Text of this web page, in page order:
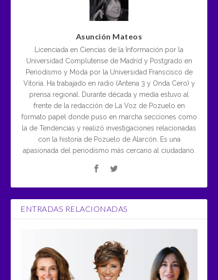
Asunción Mateos
Licenciada en Ciencias de la Información por la
Universidad Complutense de Madrid y Postgrado en
Periodismo y Moda por la Universidad Franscisco de
Vitoria. Ha trabajado en radio (Antena 3 y Onda Cero) y
prensa regional. Durante década y media estuvo al
frente de la redacción de La Voz de Pozuelo en
formato papel donde puso en marcha secciones como
la de Tendencias y realizó investigaciones relacionadas
con la historia de Pozuelo de Alarcón. Es una
apasionada del periodismo más cercano al ciudadano.
ENTRADAS RELACIONADAS